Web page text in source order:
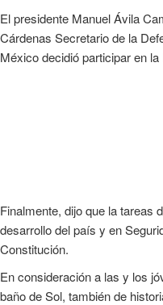
El presidente Manuel Ávila
Cárdenas Secretario de la
México decidió participar en
Finalmente, dijo que la tareas
desarrollo del país y en
Constitución.
En consideración a las y los
baño de Sol, también de